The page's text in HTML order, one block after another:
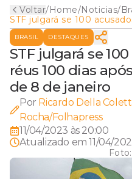
Voltar/Home/Noticias/
STF julgará se 100
viram réus 100 dias após
ataques golpistas de 8 de
janeiro
BRASIL DESTAQUES
STF julgará se
réus 100 dias
de 8 de janeiro
Por Ricardo Della
Rocha/Folhapress
11/04/2023 às 20:00
Atualizado em11/04/